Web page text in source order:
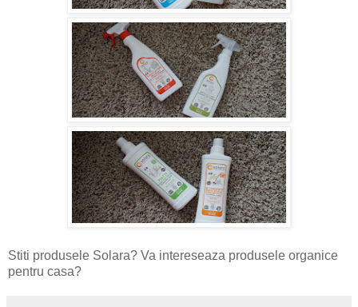
Stiti produsele Solara? Va intereseaza produsele organice
pentru casa?